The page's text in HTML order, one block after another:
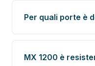
Per quali porte è
MX 1200 è